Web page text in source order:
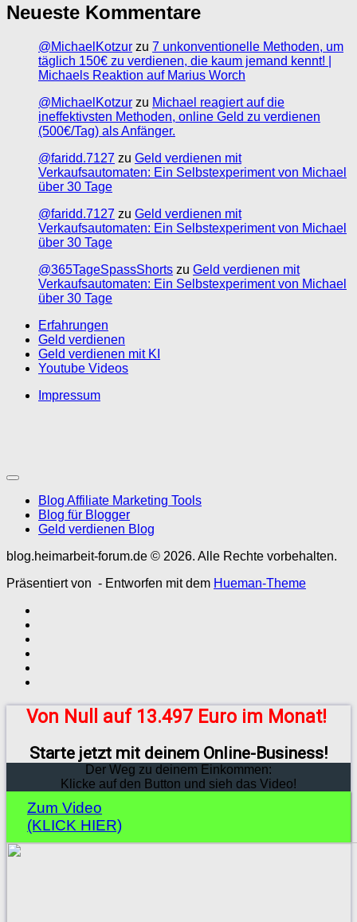
Neueste Kommentare
@MichaelKotzur zu 7 unkonventionelle Methoden, um
täglich 150€ zu verdienen, die kaum jemand kennt! |
Michaels Reaktion auf Marius Worch
@MichaelKotzur zu Michael reagiert auf die
ineffektivsten Methoden, online Geld zu verdienen
(500€/Tag) als Anfänger.
@faridd.7127 zu Geld verdienen mit
Verkaufsautomaten: Ein Selbstexperiment von Michael
über 30 Tage
@faridd.7127 zu Geld verdienen mit
Verkaufsautomaten: Ein Selbstexperiment von Michael
über 30 Tage
@365TageSpassShorts zu Geld verdienen mit
Verkaufsautomaten: Ein Selbstexperiment von Michael
über 30 Tage
Erfahrungen
Geld verdienen
Geld verdienen mit KI
Youtube Videos
Impressum
Blog Affiliate Marketing Tools
Blog für Blogger
Geld verdienen Blog
blog.heimarbeit-forum.de © 2026. Alle Rechte vorbehalten.
Präsentiert von - Entworfen mit dem Hueman-Theme
Von Null auf 13.497 Euro im Monat!
Starte jetzt mit deinem Online-Business!
Der Weg zu deinem Einkommen:
Klicke auf den Button und sieh das Video!
Zum Video
(KLICK HIER)